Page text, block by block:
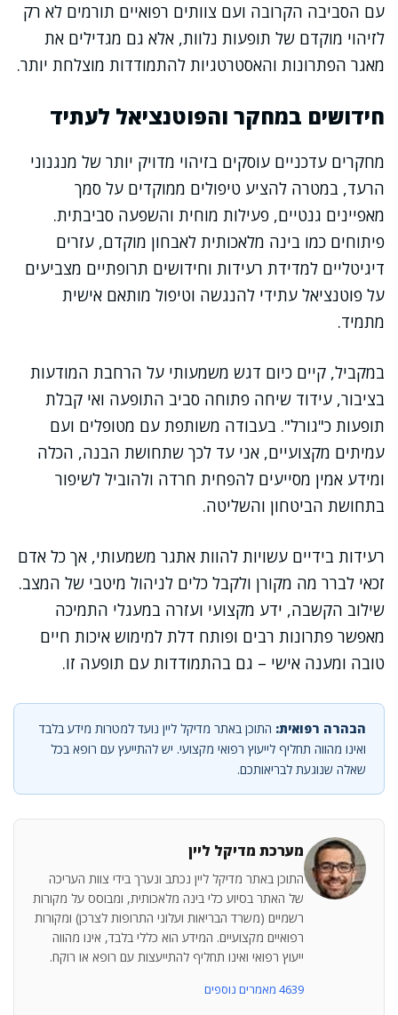
עם הסביבה הקרובה ועם צוותים רפואיים תורמים לא רק
לזיהוי מוקדם של תופעות נלוות, אלא גם מגדילים את
מאגר הפתרונות והאסטרטגיות להתמודדות מוצלחת יותר.
חידושים במחקר והפוטנציאל לעתיד
מחקרים עדכניים עוסקים בזיהוי מדויק יותר של מנגנוני
הרעד, במטרה להציע טיפולים ממוקדים על סמך
מאפיינים גנטיים, פעילות מוחית והשפעה סביבתית.
פיתוחים כמו בינה מלאכותית לאבחון מוקדם, עזרים
דיגיטליים למדידת רעידות וחידושים תרופתיים מצביעים
על פוטנציאל עתידי להנגשה וטיפול מותאם אישית
מתמיד.
במקביל, קיים כיום דגש משמעותי על הרחבת המודעות
בציבור, עידוד שיחה פתוחה סביב התופעה ואי קבלת
תופעות כ"גורל". בעבודה משותפת עם מטופלים ועם
עמיתים מקצועיים, אני עד לכך שתחושת הבנה, הכלה
ומידע אמין מסייעים להפחית חרדה ולהוביל לשיפור
בתחושת הביטחון והשליטה.
רעידות בידיים עשויות להוות אתגר משמעותי, אך כל אדם
זכאי לברר מה מקורן ולקבל כלים לניהול מיטבי של המצב.
שילוב הקשבה, ידע מקצועי ועזרה במעגלי התמיכה
מאפשר פתרונות רבים ופותח דלת למימוש איכות חיים
טובה ומענה אישי – גם בהתמודדות עם תופעה זו.
הבהרה רפואית: התוכן באתר מדיקל ליין נועד למטרות מידע בלבד
ואינו מהווה תחליף לייעוץ רפואי מקצועי. יש להתייעץ עם רופא בכל
שאלה שנוגעת לבריאותכם.
מערכת מדיקל ליין
התוכן באתר מדיקל ליין נכתב ונערך בידי צוות העריכה
של האתר בסיוע כלי בינה מלאכותית, ומבוסס על מקורות
רשמיים (משרד הבריאות ועלוני התרופות לצרכן) ומקורות
רפואיים מקצועיים. המידע הוא כללי בלבד, אינו מהווה
ייעוץ רפואי ואינו תחליף להתייעצות עם רופא או רוקח.
4639 מאמרים נוספים